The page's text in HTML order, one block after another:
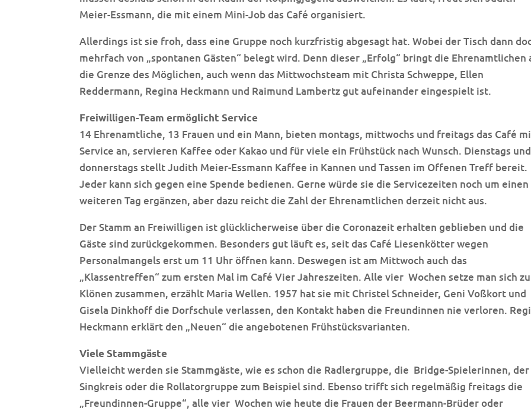
Meier-Essmann, die mit einem Mini-Job das Café organisiert.
Allerdings ist sie froh, dass eine Gruppe noch kurzfristig abgesagt hat. Wobei der Tisch dann
mehrfach von „spontanen Gästen“ belegt wird. Denn dieser „Erfolg“ bringt die Ehrenamtlichen
die Grenze des Möglichen, auch wenn das Mittwochsteam mit Christa Schweppe, Ellen
Reddermann, Regina Heckmann und Raimund Lambertz gut aufeinander eingespielt ist.
Freiwilligen-Team ermöglicht Service
14 Ehrenamtliche, 13 Frauen und ein Mann, bieten montags, mittwochs und freitags das Café
Service an, servieren Kaffee oder Kakao und für viele ein Frühstück nach Wunsch. Dienstags und
donnerstags stellt Judith Meier-Essmann Kaffee in Kannen und Tassen im Offenen Treff bereit.
Jeder kann sich gegen eine Spende bedienen. Gerne würde sie die Servicezeiten noch um einen
weiteren Tag ergänzen, aber dazu reicht die Zahl der Ehrenamtlichen derzeit nicht aus.
Der Stamm an Freiwilligen ist glücklicherweise über die Coronazeit erhalten geblieben und die
Gäste sind zurückgekommen. Besonders gut läuft es, seit das Café Liesenkötter wegen
Personalmangels erst um 11 Uhr öffnen kann. Deswegen ist am Mittwoch auch das
„Klassentreffen“ zum ersten Mal im Café Vier Jahreszeiten. Alle vier Wochen setze man sich
Klönen zusammen, erzählt Maria Wellen. 1957 hat sie mit Christel Schneider, Geni Voßkort und
Gisela Dinkhoff die Dorfschule verlassen, den Kontakt haben die Freundinnen nie verloren.
Heckmann erklärt den „Neuen“ die angebotenen Frühstücksvarianten.
Viele Stammgäste
Vielleicht werden sie Stammgäste, wie es schon die Radlergruppe, die Bridge-Spielerinnen, der
Singkreis oder die Rollatorgruppe zum Beispiel sind. Ebenso trifft sich regelmäßig freitags die
„Freundinnen-Gruppe“, alle vier Wochen wie heute die Frauen der Beermann-Brüder oder